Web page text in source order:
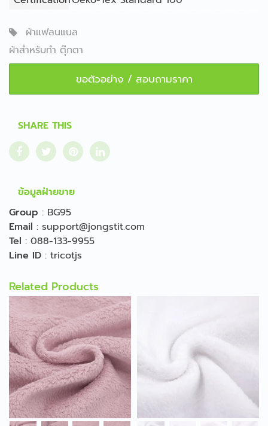
ผ้าแฟลนแนล
ผ้าสำหรับทำ ตุ๊กตา
ขอตัวอย่าง / สอบถามราคา
SHARE THIS
ข้อมูลฝ่ายขาย
Group : BG95
Email : support@jongstit.com
Tel : 088-133-9955
Line ID : tricotjs
Related Products